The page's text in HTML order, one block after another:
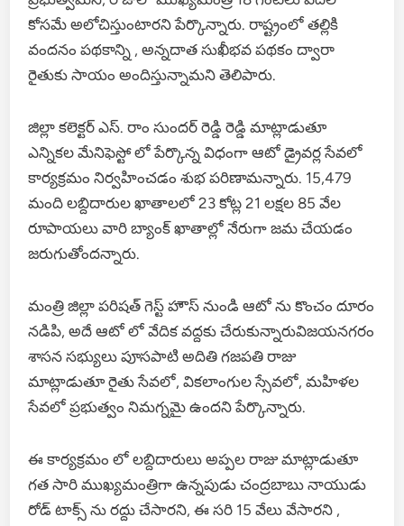
కోసమే అలోచిస్తుంటారని పేర్కొన్నారు. రాష్ట్రంలో తల్లికి
వందనం పథకాన్ని , అన్నదాత సుఖీభవ పథకం ద్వారా
రైతుకు సాయం అందిస్తున్నామని తెలిపారు.
జిల్లా కలెక్టర్ ఎస్. రాం సుందర్ రెడ్డి రెడ్డి మాట్లాడుతూ
ఎన్నికల మేనిఫెస్టో లో పేర్కొన్న విధంగా ఆటో డ్రైవర్ల సేవలో
కార్యక్రమం నిర్వహించడం శుభ పరిణామన్నారు. 15,479
మంది లబ్దిదారుల ఖాతాలలో 23 కోట్ల 21 లక్షల 85 వేల
రూపాయలు వారి బ్యాంక్ ఖాతాల్లో నేరుగా జమ చేయడం
జరుగుతోందన్నారు.
మంత్రి జిల్లా పరిషత్ గెస్ట్ హౌస్ నుండి ఆటో ను కొంచం దూరం
నడిపి, అదే ఆటో లో వేదిక వద్దకు చేరుకున్నారువిజయనగరం
శాసన సభ్యులు పూసపాటి అదితి గజపతి రాజు
మాట్లాడుతూ రైతు సేవలో, వికలాంగుల స్సేవలో, మహిళల
సేవలో ప్రభుత్వం నిమగ్నమై ఉందని పేర్కొన్నారు.
ఈ కార్యక్రమం లో లబ్దిదారులు అప్పల రాజు మాట్లాడుతూ
గత సారి ముఖ్యమంత్రిగా ఉన్నపుడు చంద్రబాబు నాయుడు
రోడ్ టాక్స్ ను రద్దు చేసారని, ఈ సరి 15 వేలు వేసారని ,